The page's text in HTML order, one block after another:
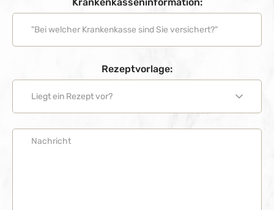
Rezeptvorlage: